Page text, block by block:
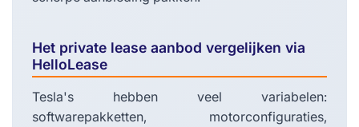
Het private lease aanbod vergelijken via
HelloLease
Tesla's hebben veel variabelen:
softwarepakketten, motorconfiguraties,